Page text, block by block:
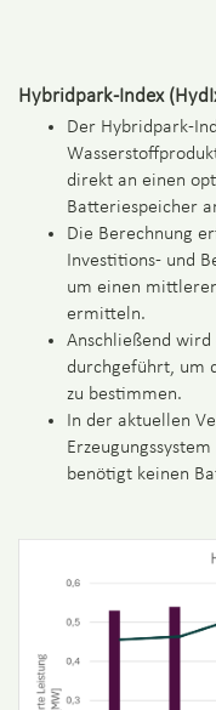
Hybridpark-Index
Der Hybridpark-
direkt an einen
Batteriespeicher
Die Berechnung
Investitions- und
um einen
ermitteln.
Anschließend wird
durchgeführt, um
zu bestimmen.
In der aktuellen
benötigt keinen